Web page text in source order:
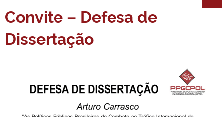
PORTARIAS
Convite – Defesa de
Dissertação